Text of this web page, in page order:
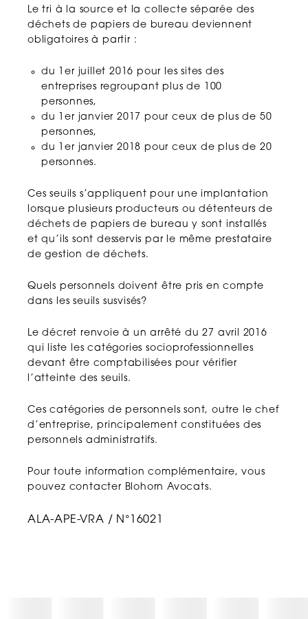
Le tri à la source et la collecte séparée des
déchets de papiers de bureau deviennent
obligatoires à partir :
du 1er juillet 2016 pour les sites des
entreprises regroupant plus de 100
personnes,
du 1er janvier 2017 pour ceux de plus de 50
personnes,
du 1er janvier 2018 pour ceux de plus de 20
personnes.
Ces seuils s’appliquent pour une implantation
lorsque plusieurs producteurs ou détenteurs de
déchets de papiers de bureau y sont installés
et qu’ils sont desservis par le même prestataire
de gestion de déchets.
Quels personnels doivent être pris en compte
dans les seuils susvisés?
Le décret renvoie à un arrêté du 27 avril 2016
qui liste les catégories socioprofessionnelles
devant être comptabilisées pour vérifier
l’atteinte des seuils.
Ces catégories de personnels sont, outre le chef
d’entreprise, principalement constituées des
personnels administratifs.
Pour toute information complémentaire, vous
pouvez contacter Blohorn Avocats.
ALA-APE-VRA / N°16021